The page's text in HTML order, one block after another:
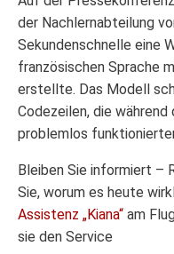
der Nachlernabteilung
Sekundenschnelle eine
französischen Sprache
erstellte. Das Modell
Codezeilen, die
problemlos
Bleiben Sie informiert –
Sie, worum es heute
Assistenz „Kiana“ am
sie den Service